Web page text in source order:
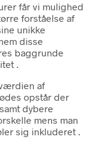
får vi mulighed
forståelse af
unikke
disse
baggrunde
.
af
opstår der
dybere
mens man
sig inkluderet .